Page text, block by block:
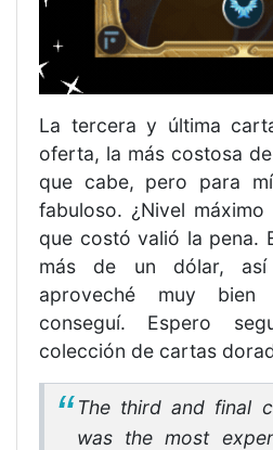
La tercera y última
oferta, la más costosa
que cabe, pero para
fabuloso. ¿Nivel
que costó valió la pena.
más de un dólar,
aproveché muy
conseguí. Espero
colección de cartas
The third and final
was the most